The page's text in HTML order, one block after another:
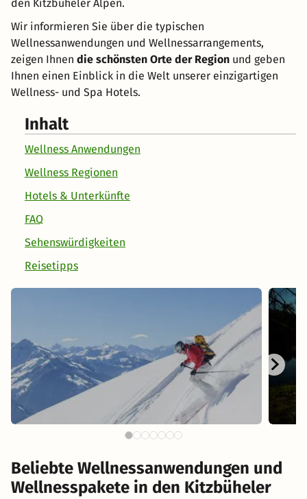
den Kitzbüheler Alpen.
Wir informieren Sie über die typischen
Wellnessanwendungen und Wellnessarrangements,
zeigen Ihnen die schönsten Orte der Region und geben
Ihnen einen Einblick in die Welt unserer einzigartigen
Wellness- und Spa Hotels.
Inhalt
Wellness Anwendungen
Wellness Regionen
Hotels & Unterkünfte
FAQ
Sehenswürdigkeiten
Reisetipps
Beliebte Wellnessanwendungen und
Wellnesspakete in den Kitzbüheler